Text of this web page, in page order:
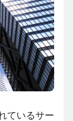
ているサー